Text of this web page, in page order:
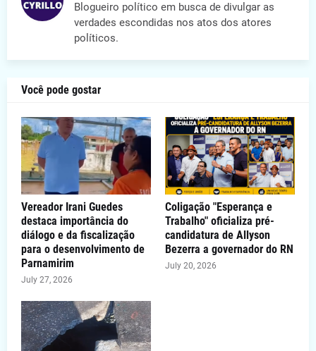
Blogueiro político em busca de divulgar as
verdades escondidas nos atos dos atores
políticos.
Você pode gostar
Vereador Irani Guedes
destaca importância do
diálogo e da fiscalização
para o desenvolvimento de
Parnamirim
July 27, 2026
Coligação "Esperança e
Trabalho" oficializa pré-
candidatura de Allyson
Bezerra a governador do RN
July 20, 2026